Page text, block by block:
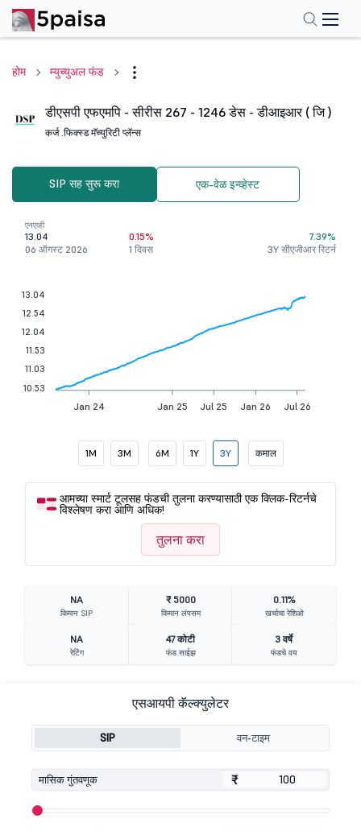
होम म्युच्युअल फंड
डीएसपी एफएमपि - सीरीस 267 - 1246 डेस - डीआइआर ( जि )
कर्ज .फिक्स्ड मॅच्युरिटी प्लॅन्स
SIP सह सुरू करा एक-वेळ इन्व्हेस्ट
एनएव्ही
13.04
06 ऑगस्ट 2026
0.15%
1 दिवस
7.39%
3Y सीएजीआर रिटर्न
Jan 24 Jan 25 Jul 25 Jan 26 Jul 26
13.04
12.54
12.04
11.53
11.03
10.53
1M 3M 6M 1Y 3Y कमाल
आमच्या स्मार्ट टूलसह फंडची तुलना करण्यासाठी एक क्लिक-रिटर्नचे
विश्लेषण करा आणि अधिक!
तुलना करा
NA
किमान SIP
₹ 5000
किमान लंपसम
0.11%
खर्चाचा रेशिओ
NA
रेटिंग
47 कोटी
फंड साईझ
3 वर्षे
फंडचे वय
एसआयपी कॅल्क्युलेटर
SIP वन-टाइम
मासिक गुंतवणूक ₹
₹